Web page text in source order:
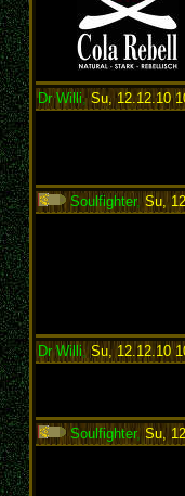
Dr Willi, Su, 12.12.10
Soulfighter, Su,
Dr Willi,Su, 12.12.10
Soulfighter, Su,